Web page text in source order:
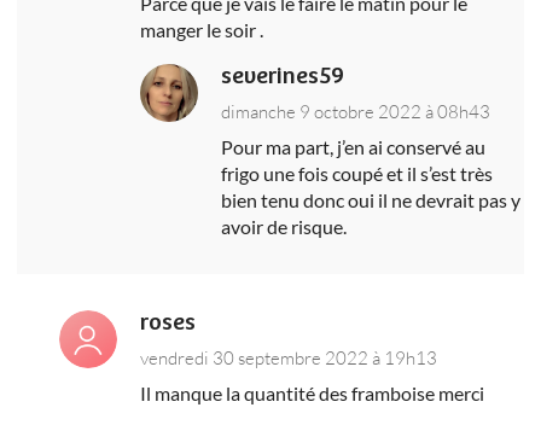
manger le soir .
severines59
dimanche 9 octobre 2022 à 08h43
Pour ma part, j’en ai conservé au
frigo une fois coupé et il s’est très
bien tenu donc oui il ne devrait pas y
avoir de risque.
roses
vendredi 30 septembre 2022 à 19h13
Il manque la quantité des framboise merci